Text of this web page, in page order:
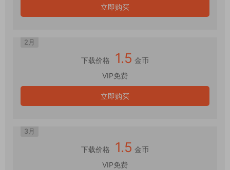
立即购买
2月
下载价格 1.5 金币
VIP免费
立即购买
3月
下载价格 1.5 金币
VIP免费